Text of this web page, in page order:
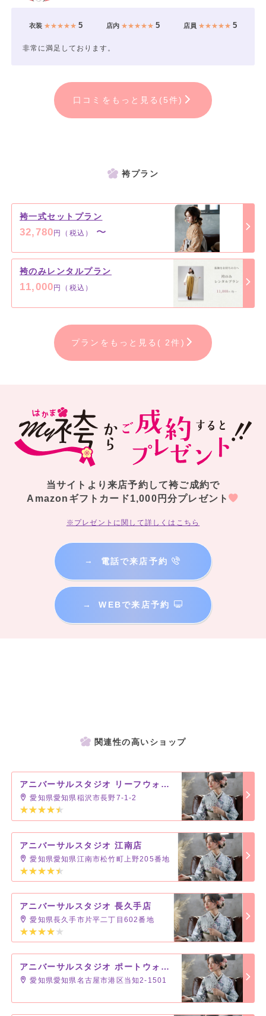
衣装★★★★★ 5 店内★★★★★ 5 店員 ★★★★★5
非常に満足しております。
口コミをもっと見る(5件)
袴プラン
袴一式セットプラン
32,780円（税込） 〜
袴のみレンタルプラン
11,000 円（税込）
プランをもっと見る( 2件)
当サイトより来店予約して袴ご成約で
Amazonギフトカード1,000円分プレゼント
※プレゼントに関して詳しくはこちら
→ 電話で来店予約
→ WEBで来店予約
関連性の高いショップ
アニバーサルスタジオ リーフウォーク稲沢店
愛知県愛知県稲沢市長野7-1-2
アニバーサルスタジオ 江南店
愛知県愛知県江南市松竹町上野205番地
アニバーサルスタジオ 長久手店
愛知県長久手市片平二丁目602番地
アニバーサルスタジオ ポートウォークみなと店
愛知県愛知県名古屋市港区当知2-1501